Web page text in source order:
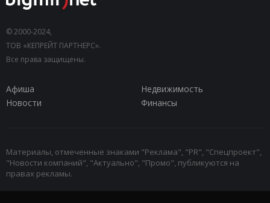
© 2000-2024,
ТОВ «КЕПРЕЙТ ПАРТНЕРС».
Все права защищены.
Афиша
Недвижимость
Новости
Финансы
Материалы, отмеченные знаками "Реклама", "PR", "Спецпроект",
"Новости компаний", "Актуально", "Промо", публикуются на
правах рекламы.